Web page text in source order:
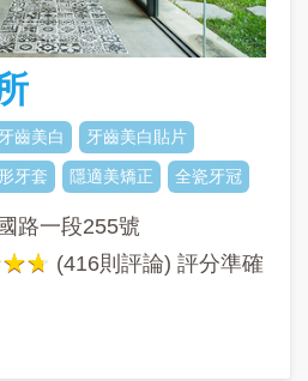
牙齒美白 牙齒美白貼片
牙套 隱適美矯正 全瓷牙冠
路一段255號
(416則評論) 評分準確